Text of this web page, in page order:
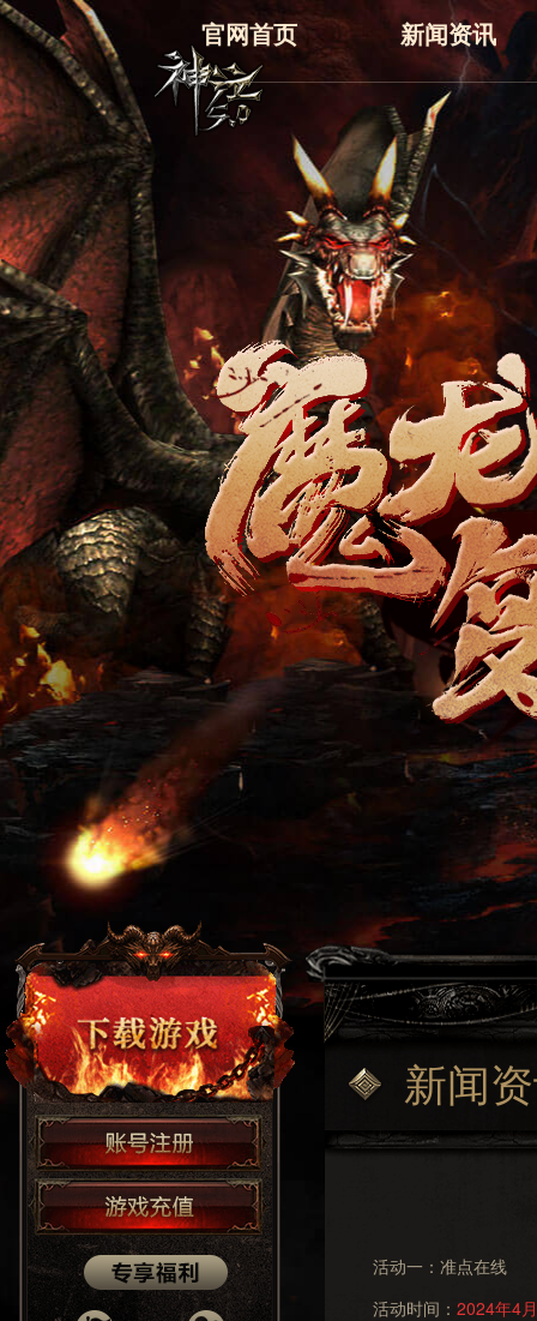
官网首页 新闻资讯
最新
新闻
公告
新闻
活动一：准点在线
活动时间： 2024年4